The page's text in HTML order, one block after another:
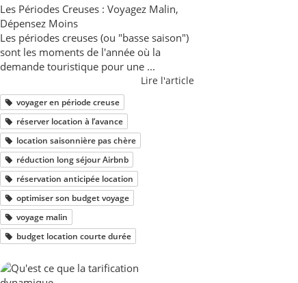
Les Périodes Creuses : Voyagez Malin,
Dépensez Moins
Les périodes creuses (ou "basse saison")
sont les moments de l'année où la
demande touristique pour une ...
Lire l'article
voyager en période creuse
réserver location à l’avance
location saisonnière pas chère
réduction long séjour Airbnb
réservation anticipée location
optimiser son budget voyage
voyage malin
budget location courte durée